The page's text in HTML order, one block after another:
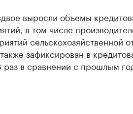
выросли объемы
в том числе
сельскохозяйственной
зафиксирован в
раз в сравнении с прошлым